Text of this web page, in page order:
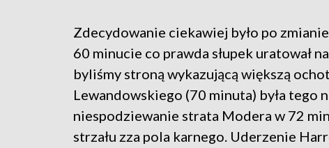
Zdecydowanie ciekawiej było po
60 minucie co prawda słupek uratował
byliśmy stroną wykazującą większą
Lewandowskiego (70 minuta) była tego
niespodziewanie strata Modera w 72
strzału zza pola karnego. Uderzenie